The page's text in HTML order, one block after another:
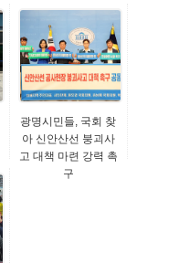
광명시민들, 국회 찾
아 신안산선 붕괴사
고 대책 마련 강력 촉
구